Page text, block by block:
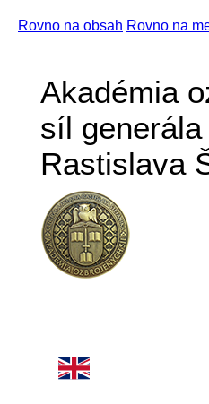
Rovno na obsah Rovno na
Akadémia
síl
Rastislava